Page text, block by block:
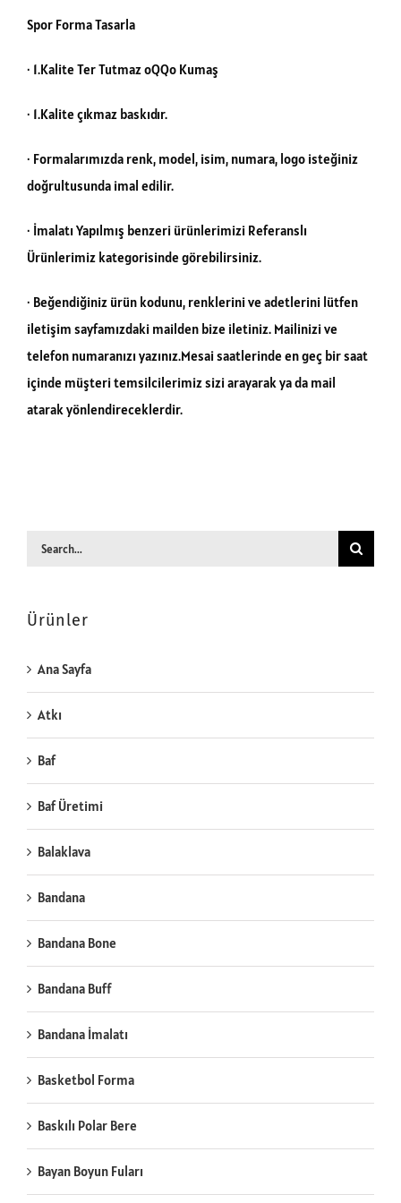
Spor Forma Tasarla
· 1.Kalite Ter Tutmaz oQQo Kumaş
· 1.Kalite çıkmaz baskıdır.
· Formalarımızda renk, model, isim, numara, logo isteğiniz
doğrultusunda imal edilir.
· İmalatı Yapılmış benzeri ürünlerimizi Referanslı
Ürünlerimiz kategorisinde görebilirsiniz.
· Beğendiğiniz ürün kodunu, renklerini ve adetlerini lütfen
iletişim sayfamızdaki mailden bize iletiniz. Mailinizi ve
telefon numaranızı yazınız.Mesai saatlerinde en geç bir saat
içinde müşteri temsilcilerimiz sizi arayarak ya da mail
atarak yönlendireceklerdir.
Search
Ürünler
Ana Sayfa
Atkı
Baf
Baf Üretimi
Balaklava
Bandana
Bandana Bone
Bandana Buff
Bandana İmalatı
Basketbol Forma
Baskılı Polar Bere
Bayan Boyun Fuları